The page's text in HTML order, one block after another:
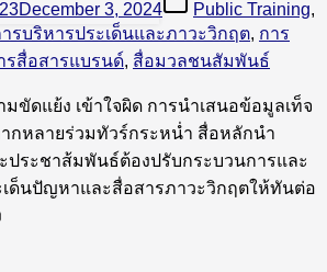
December 3, 2024 Public Training,
รบริหารประเด็นและภาวะวิกฤต, การ
รสื่อสารแบรนด์, สื่อมวลชนสัมพันธ์
มขัดแย้ง เข้าใจผิด การนำเสนอข้อมูลเท็จ
กหลายร่วมทัวร์กระหน่ำ สื่อหลักนำ
ประชาส้มพันธ์ต้องปรับกระบวนการและ
เด็นปัญหาและสื่อสารภาวะวิกฤตให้ทันต่อ